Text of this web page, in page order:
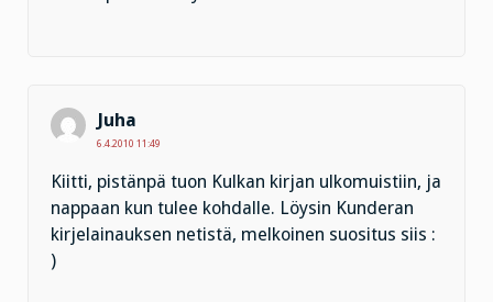
Juha
6.4.2010 11:49
Kiitti, pistänpä tuon Kulkan kirjan ulkomuistiin, ja
nappaan kun tulee kohdalle. Löysin Kunderan
kirjelainauksen netistä, melkoinen suositus siis :
)